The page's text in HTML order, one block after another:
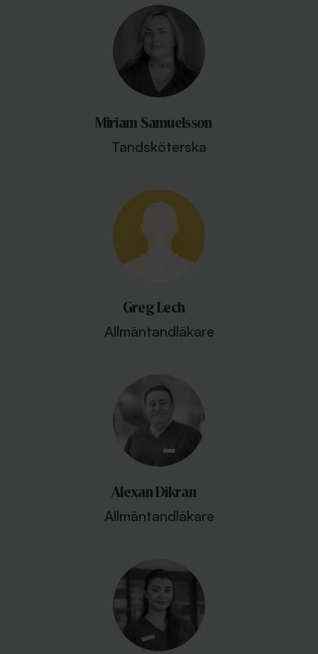
Miriam Samuelsson
Tandsköterska
Greg Lech
Allmäntandläkare
Alexan Dikran
Allmäntandläkare